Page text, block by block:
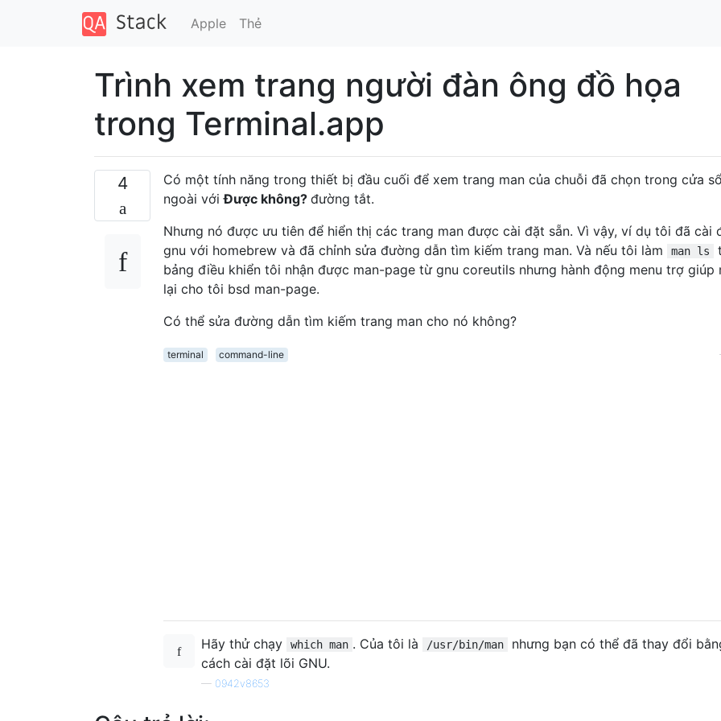
Apple Thẻ
Trình xem trang người đàn ông đồ họa
trong Terminal.app
4
Có một tính năng trong thiết bị đầu cuối để xem trang man của chuỗi đã chọn trong cửa
ngoài vớiĐược không? đường tắt.
Nhưng nó được ưu tiên để hiển thị các trang man được cài đặt sẵn. Vì vậy, ví dụ tôi đã cài
gnu với homebrew và đã chỉnh sửa đường dẫn tìm kiếm trang man. Và nếu tôi làm
man ls
bảng điều khiển tôi nhận được man-page từ gnu coreutils nhưng hành động menu trợ giúp
lại cho tôi bsd man-page.
Có thể sửa đường dẫn tìm kiếm trang man cho nó không?
terminal command-line
Hãy thử chạy which man . Của tôi là /usr/bin/man
nhưng bạn có thể đã thay đổi
cách cài đặt lõi GNU.
— 0942v8653